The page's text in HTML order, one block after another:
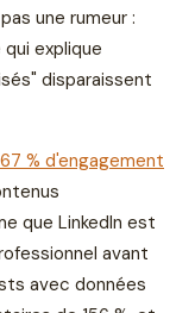
une rumeur :
explique
disparaissent
% d'engagement
que LinkedIn est
avant
avec données